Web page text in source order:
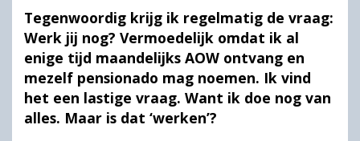
Tegenwoordig krijg ik regelmatig de vraag:
Werk jij nog? Vermoedelijk omdat ik al
enige tijd maandelijks AOW ontvang en
mezelf pensionado mag noemen. Ik vind
het een lastige vraag. Want ik doe nog van
alles. Maar is dat ‘werken’?